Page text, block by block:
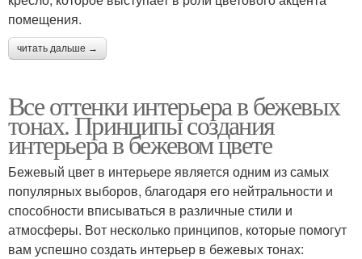
помещения.
читать дальше →
Все оттенки интерьера в бежевых
тонах. Принципы создания
интерьера в бежевом цвете
Бежевый цвет в интерьере является одним из самых
популярных выборов, благодаря его нейтральности и
способности вписываться в различные стили и
атмосферы. Вот несколько принципов, которые помогут
вам успешно создать интерьер в бежевых тонах: